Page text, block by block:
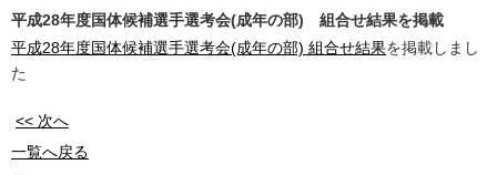
平成28年度国体候補選手選考会(成年の部) 組合せ結果を掲載
平成28年度国体候補選手選考会(成年の部) 組合せ結果を掲載しまし
た
<< 次へ
一覧へ戻る